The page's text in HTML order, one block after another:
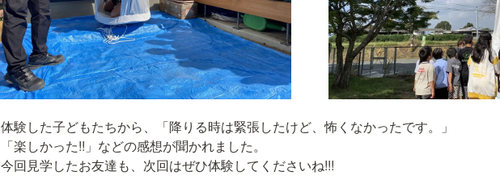
体験した子どもたちから、「降りる時は緊張したけど、怖くなかったです。」
「楽しかった!!」などの感想が聞かれました。
今回見学したお友達も、次回はぜひ体験してくださいね!!!